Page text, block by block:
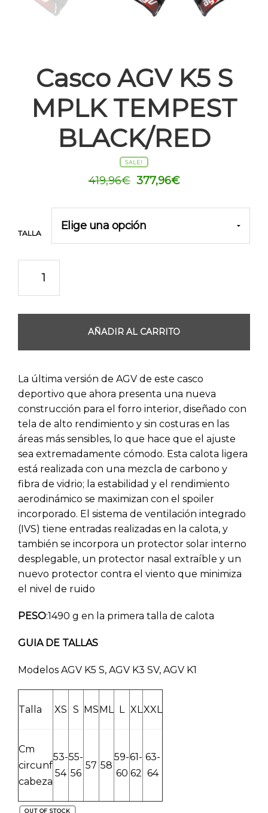
Casco AGV K5 S
MPLK TEMPEST
BLACK/RED
SALE!
419,96€ El
377,96€El
TALLA
AÑADIR AL CARRITO
La última versión de AGV de este casco
deportivo que ahora presenta una nueva
construcción para el forro interior, diseñado con
tela de alto rendimiento y sin costuras en las
áreas más sensibles, lo que hace que el ajuste
sea extremadamente cómodo. Esta calota ligera
está realizada con una mezcla de carbono y
fibra de vidrio; la estabilidad y el rendimiento
aerodinámico se maximizan con el spoiler
incorporado. El sistema de ventilación integrado
(IVS) tiene entradas realizadas en la calota, y
también se incorpora un protector solar interno
desplegable, un protector nasal extraíble y un
nuevo protector contra el viento que minimiza
el nivel de ruido
PESO:1490 g en la primera talla de calota
GUIA DE TALLAS
Modelos AGV K5 S, AGV K3 SV, AGV K1
Talla XS S MS ML L XLXXL
Cm
circunf
cabeza
53-
54
55-
56
57 58
59-
60
61-
62
63-
64
OUT OF STOCK